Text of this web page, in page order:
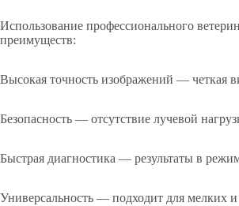
Использование профессионального
преимуществ:
Высокая точность изображений — четкая
Безопасность — отсутствие лучевой
Быстрая диагностика — результаты в
Универсальность — подходит для мелких